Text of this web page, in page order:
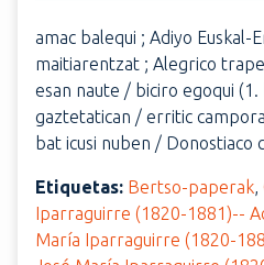
amac balequi ; Adiyo Euskal-
maitiarentzat ; Alegrico
esan naute / biciro egoqui
gaztetatican / erritic
bat icusi nuben / Donostiaco
Etiquetas: Bertso-paperak,
Iparraguirre (1820-1881)--
María Iparraguirre (1820-